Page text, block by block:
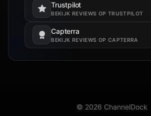
Trustpilot
BEKIJK REVIEWS OP TRUSTPILOT
Opent in een nieuw tabblad.
Capterra
BEKIJK REVIEWS OP CAPTERRA
Opent in een nieuw tabblad.
© 2026 ChannelDock